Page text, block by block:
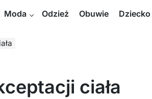
Moda Odzież Obuwie Dziecko
ciała